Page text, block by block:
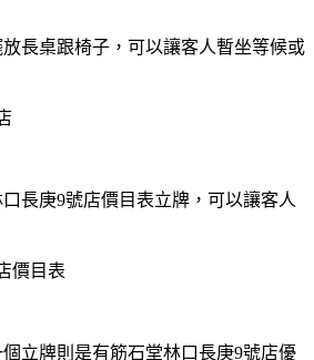
長桌跟椅子，可以讓客人暫坐等候或
長庚9號店價目表立牌，可以讓客人
立牌則是有筋石堂林口長庚9號店優